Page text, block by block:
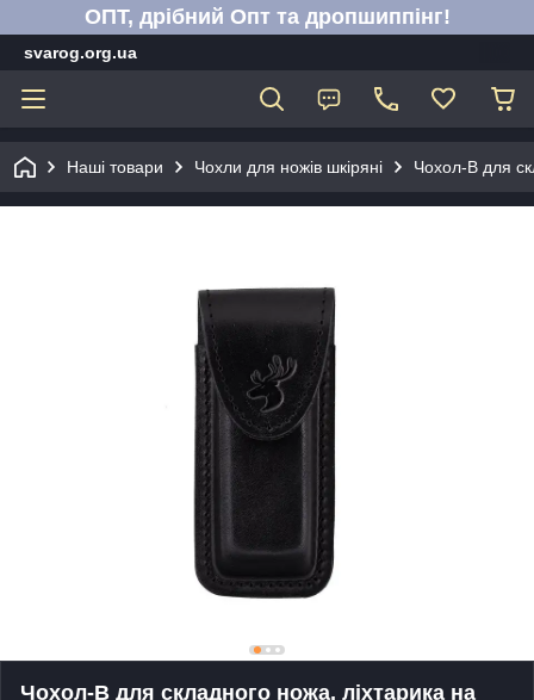
ОПТ, дрібний Опт та дропшиппінг!
svarog.org.ua
Наші товари Чохли для ножів шкіряні Чохол-В для
Чохол-В для складного ножа, ліхтарика на